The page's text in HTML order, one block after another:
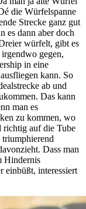
die Würfelspanne
Strecke ganz gut
es dann aber doch
würfelt, gibt es
gegen,
in eine
kann. So
ab und
Das kann
man es
zu kommen, wo
richtig auf die Tube
triumphierend
Dass man
Hindernis
einbüßt, interessiert